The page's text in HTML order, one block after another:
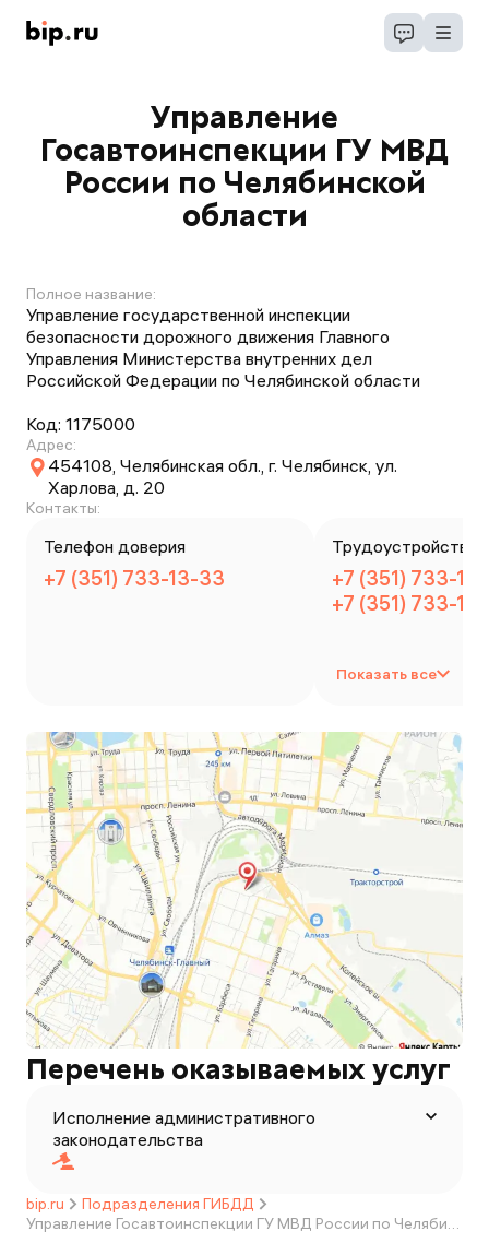
Управление
Госавтоинспекции ГУ МВД
России по Челябинской
области
Полное название:
Управление государственной инспекции
безопасности дорожного движения Главного
Управления Министерства внутренних дел
Российской Федерации по Челябинской области
Код: 1175000
Адрес:
454108, Челябинская обл., г. Челябинск, ул.
Харлова, д. 20
Контакты:
Телефон доверия
+7 (351) 733-13-33
Трудоустройство
+7 (351) 733-
+7 (351) 733-
Показать все
Перечень оказываемых услуг
Исполнение административного
законодательства
bip.ru
Подразделения ГИБДД
Управление Госавтоинспекции ГУ МВД России по Челябинской области